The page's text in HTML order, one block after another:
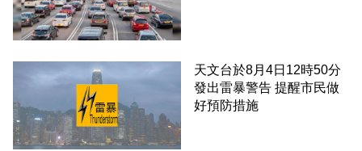
天文台於8月4日12時50分
發出雷暴警告 提醒市民做
好預防措施